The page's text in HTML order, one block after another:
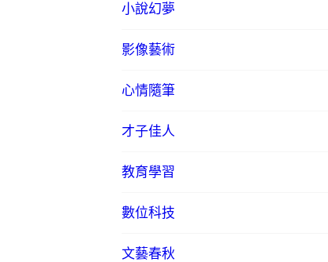
小說幻夢
影像藝術
心情隨筆
才子佳人
教育學習
數位科技
文藝春秋